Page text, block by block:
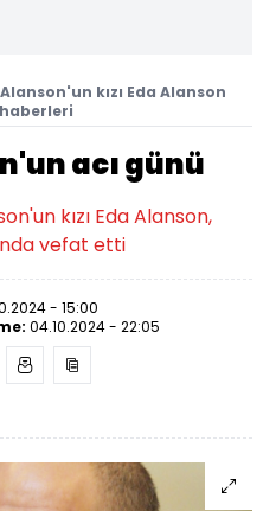
kızı Eda Alanson
acı günü
kızı Eda Alanson,
vefat etti
- 15:00
04.10.2024 - 22:05